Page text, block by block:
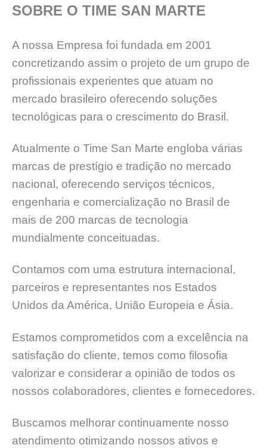
SOBRE O TIME SAN MARTE
A nossa Empresa foi fundada em 2001
concretizando assim o projeto de um grupo de
profissionais experientes que atuam no
mercado brasileiro oferecendo soluções
tecnológicas para o crescimento do Brasil.
Atualmente o Time San Marte engloba várias
marcas de prestígio e tradição no mercado
nacional, oferecendo serviços técnicos,
engenharia e comercialização no Brasil de
mais de 200 marcas de tecnologia
mundialmente conceituadas.
Contamos com uma estrutura internacional,
parceiros e representantes nos Estados
Unidos da América, União Europeia e Ásia.
Estamos comprometidos com a excelência na
satisfação do cliente, temos como filosofia
valorizar e considerar a opinião de todos os
nossos colaboradores, clientes e fornecedores.
Buscamos melhorar continuamente nosso
atendimento otimizando nossos ativos e